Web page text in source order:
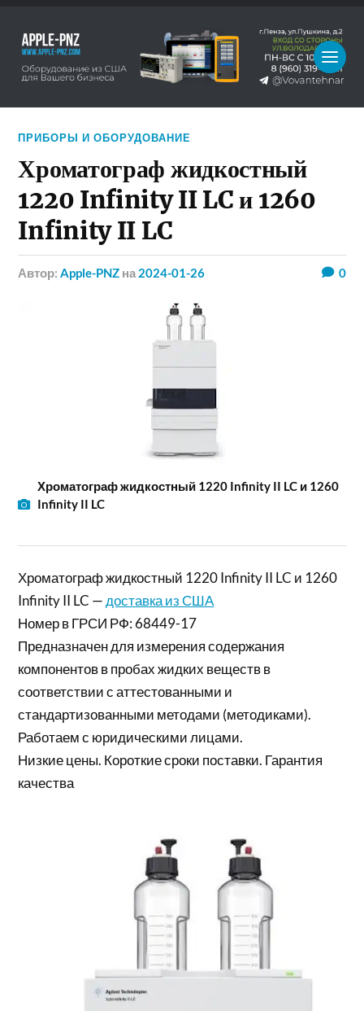
ПРИБОРЫ И ОБОРУДОВАНИЕ
Хроматограф жидкостный
1220 Infinity II LC и 1260
Infinity II LC
Автор:Apple-PNZ на 2024-01-26 0
Хроматограф жидкостный 1220 Infinity II LC и 1260
Infinity II LC
Хроматограф жидкостный 1220 Infinity II LC и 1260
Infinity II LC — доставка из США
Номер в ГРСИ РФ: 68449-17
Предназначен для измерения содержания
компонентов в пробах жидких веществ в
соответствии с аттестованными и
стандартизованными методами (методиками).
Работаем с юридическими лицами.
Низкие цены. Короткие сроки поставки. Гарантия
качества